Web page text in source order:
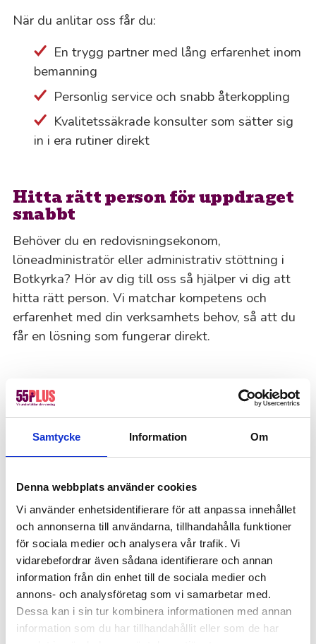
Samtycke Information Om
Denna webbplats använder cookies
Vi använder enhetsidentifierare för att anpassa innehållet
och annonserna till användarna, tillhandahålla funktioner
för sociala medier och analysera vår trafik. Vi
vidarebefordrar även sådana identifierare och annan
information från din enhet till de sociala medier och
annons- och analysföretag som vi samarbetar med.
Dessa kan i sin tur kombinera informationen med annan
information som du har tillhandahållit eller som de har
När du anlitar oss får du:
En trygg partner med lång erfarenhet inom
bemanning
Personlig service och snabb återkoppling
Kvalitetssäkrade konsulter som sätter sig
in i era rutiner direkt
Hitta rätt person för uppdraget
snabbt
Behöver du en redovisningsekonom,
löneadministratör eller administrativ stöttning i
Botkyrka? Hör av dig till oss så hjälper vi dig att
hitta rätt person. Vi matchar kompetens och
erfarenhet med din verksamhets behov, så att du
får en lösning som fungerar direkt.
Så tycker våra kunder i
Botkyrka
Vi har 4,5 på Trustpilot! Bli lika nöjd som tusentals
andra genom att anlita 55Plus.
Offertförfrågan
Kanske du behöver hjälp med detta också?
Fastighetsskötsel
Kontorsstädning
Offentlig sektor – Hemtjänst, fönsterputs &
fastighetsskötsel
Ekonomi, administration, löner & HR